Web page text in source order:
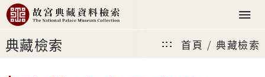
典藏檢索 ::: 首頁 典藏檢索